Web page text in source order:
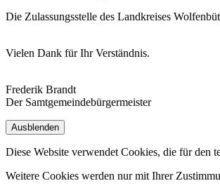
Die Zulassungsstelle des Landkreises
Vielen Dank für Ihr Verständnis.
Frederik Brandt
Der Samtgemeindebürgermeister
Ausblenden
Diese Website verwendet Cookies, die für den
Weitere Cookies werden nur mit Ihrer